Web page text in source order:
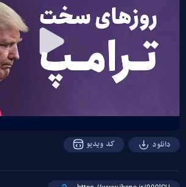
Play
Video
دانلود کد ویدیو